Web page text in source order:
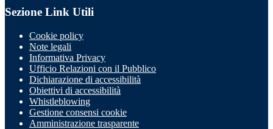
Sezione Link Utili
Cookie policy
Note legali
Informativa Privacy
Ufficio Relazioni con il Pubblico
Dichiarazione di accessibilità
Obiettivi di accessibilità
Whistleblowing
Gestione consensi cookie
Amministrazione trasparente